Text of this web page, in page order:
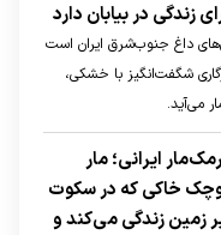
زندگی در بیابان دارد
داغ جنوب‌شرق ایران است
شگفت‌انگیز با خشکی،
می‌آید.
ایرانی؛ مار
خاکی که در سکوت
زمین زندگی می‌کند و